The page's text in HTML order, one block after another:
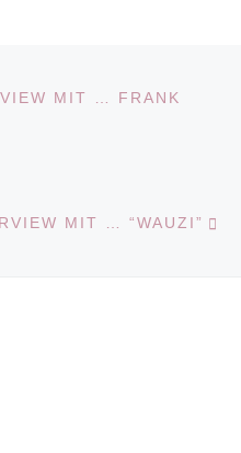
MIT … FRANK
MIT … “WAUZI”